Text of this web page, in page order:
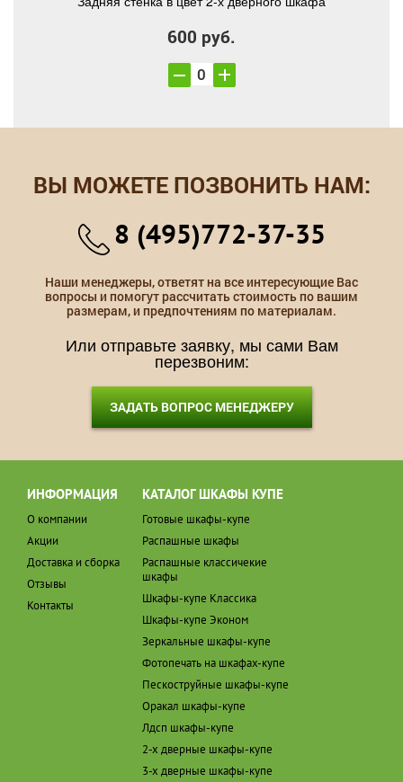
600 руб.
ВЫ МОЖЕТЕ ПОЗВОНИТЬ НАМ:
8 (495)772-37-35
Наши менеджеры, ответят на все интересующие Вас
вопросы и помогут рассчитать стоимость по вашим
размерам, и предпочтениям по материалам.
Или отправьте заявку, мы сами Вам
перезвоним:
ЗАДАТЬ ВОПРОС МЕНЕДЖЕРУ
ИНФОРМАЦИЯ
О компании
Акции
Доставка и сборка
Отзывы
Контакты
КАТАЛОГ ШКАФЫ КУПЕ
Готовые шкафы-купе
Распашные шкафы
Распашные классичекие
шкафы
Шкафы-купе Классика
Шкафы-купе Эконом
Зеркальные шкафы-купе
Фотопечать на шкафах-купе
Пескоструйные шкафы-купе
Оракал шкафы-купе
Лдсп шкафы-купе
2-х дверные шкафы-купе
3-х дверные шкафы-купе